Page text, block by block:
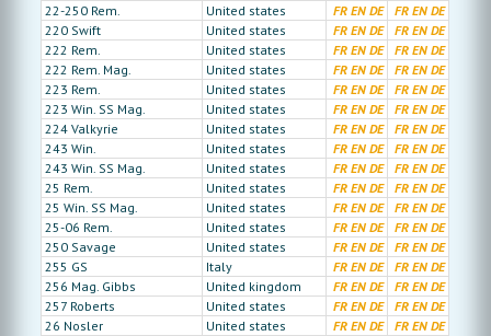
22-250 Rem.
United states FR EN DE FR EN DE
220 Swift
United states FR EN DE FR EN DE
222 Rem.
United states FR EN DE FR EN DE
222 Rem. Mag.
United states FR EN DE FR EN DE
223 Rem.
United states FR EN DE FR EN DE
223 Win. SS Mag.
United states FR EN DE FR EN DE
224 Valkyrie
United states FR EN DE FR EN DE
243 Win.
United states FR EN DE FR EN DE
243 Win. SS Mag.
United states FR EN DE FR EN DE
25 Rem.
United states FR EN DE FR EN DE
25 Win. SS Mag.
United states FR EN DE FR EN DE
25-06 Rem.
United states FR EN DE FR EN DE
250 Savage
United states FR EN DE FR EN DE
255 GS
Italy FR EN DE FR EN DE
256 Mag. Gibbs
United kingdom FR EN DE FR EN DE
257 Roberts
United states FR EN DE FR EN DE
26 Nosler
United states FR EN DE FR EN DE